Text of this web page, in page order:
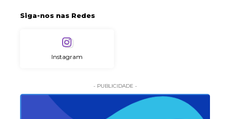
Siga-nos nas Redes
Instagram
- PUBLICIDADE -